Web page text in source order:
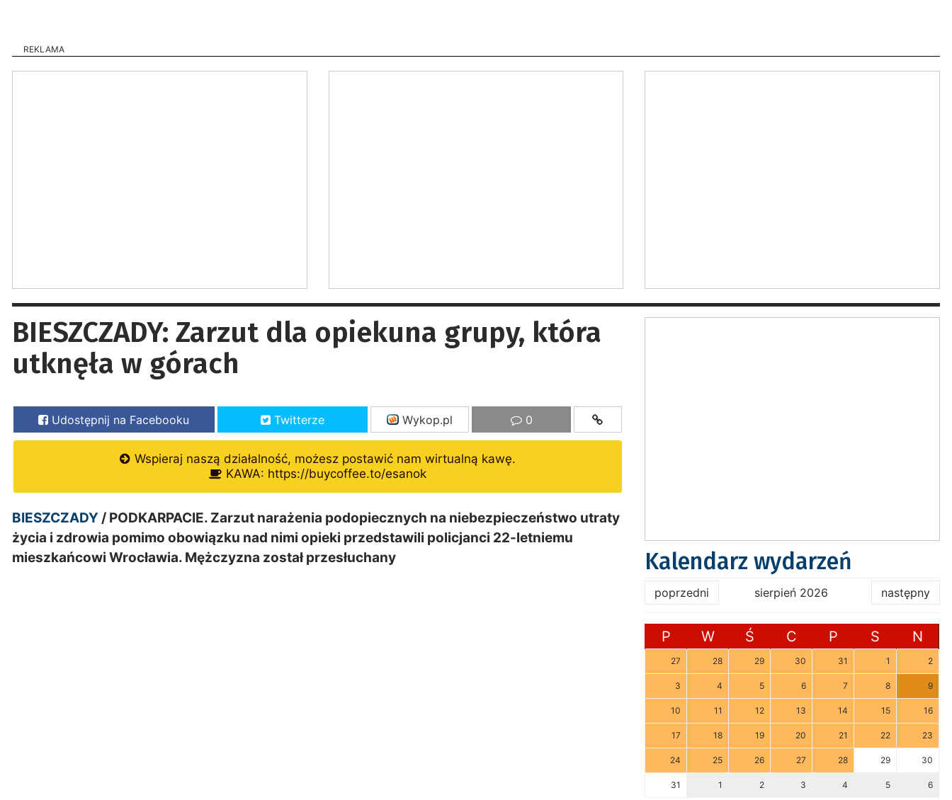
REKLAMA
BIESZCZADY: Zarzut dla opiekuna grupy, która
utknęła w górach
Udostępnij na Facebooku Twitterze Wykop.pl 0
Wspieraj naszą działalność, możesz postawić nam wirtualną kawę.
KAWA: https://buycoffee.to/esanok
BIESZCZADY / PODKARPACIE. Zarzut narażenia podopiecznych na niebezpieczeństwo utraty
życia i zdrowia pomimo obowiązku nad nimi opieki przedstawili policjanci 22-letniemu
mieszkańcowi Wrocławia. Mężczyzna został przesłuchany
Kalendarz wydarzeń
poprzedni sierpień 2026 następny
P W Ś C P S N
27 28 29 30 31 1 2
3 4 5 6 7 8 9
10 11 12 13 14 15 16
17 18 19 20 21 22 23
24 25 26 27 28 29 30
31 1 2 3 4 5 6